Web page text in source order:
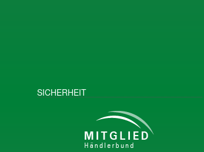
SICHERHEIT